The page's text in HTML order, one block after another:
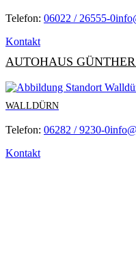
Telefon: 06022 / 26555-0
Kontakt
AUTOHAUS
WALLDÜRN
Telefon: 06282 / 9230-0
Kontakt